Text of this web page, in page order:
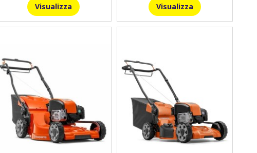
Visualizza Visualizza